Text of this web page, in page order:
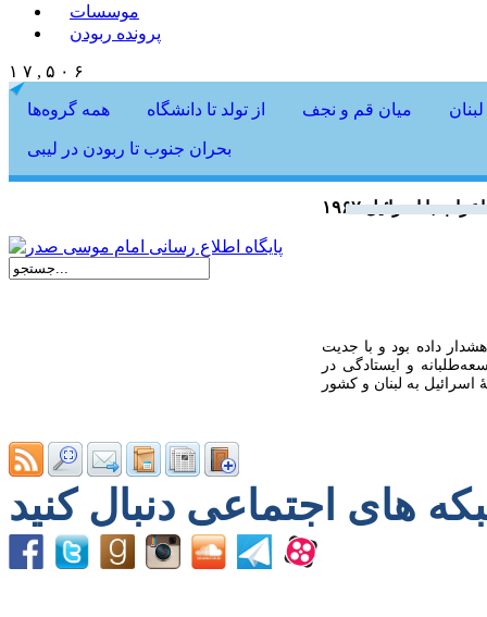
موسسات
پرونده ربودن
۱ ۷ , ۵ ۰ ۶
همه گروه‌ها از تولد تا دانشگاه میان قم و نجف
بحران جنوب تا ربودن در لیبی
با اسرائیل
داده بود و با جدیت
و ایستادگی در